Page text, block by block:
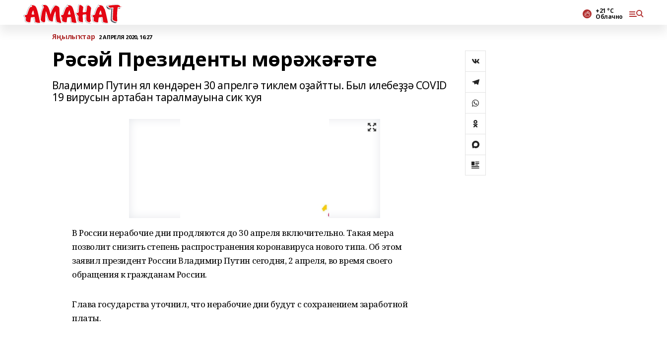
+21 °С
Облачно
Яңылыҡтар 2 АПРЕЛЯ 2020, 16:27
Рәсәй Президенты мөрәжәғәте
Владимир Путин ял көндәрен 30 апрелгә тиклем оҙайтты. Был илебеҙҙә COVID
19 вирусын артабан таралмауына сик ҡуя
В России нерабочие дни продляются до 30 апреля включительно. Такая мера
позволит снизить степень распространения коронавируса нового типа. Об этом
заявил президент России Владимир Путин сегодня, 2 апреля, во время своего
обращения к гражданам России.
Глава государства уточнил, что нерабочие дни будут с сохранением заработной
платы.